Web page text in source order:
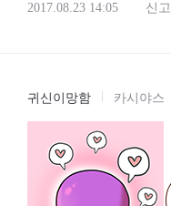
2017.08.23 14:05 신고
귀신이망함 카시야스